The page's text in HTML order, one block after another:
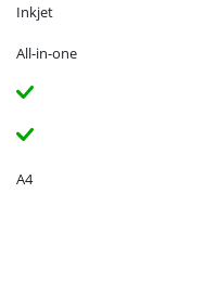
Inkjet
All-in-one
A4